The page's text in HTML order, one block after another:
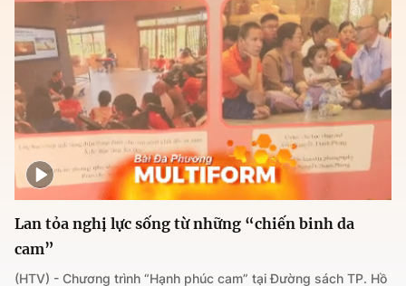
Lan tỏa nghị lực sống từ những “chiến binh da
cam”
(HTV) - Chương trình “Hạnh phúc cam” tại Đường sách TP. Hồ